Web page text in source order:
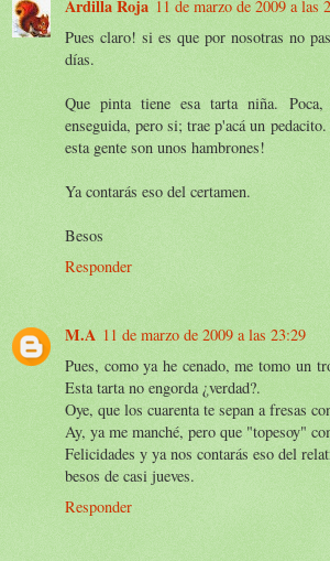
Ardilla Roja 11 de marzo de 2009 a las
Pues claro! si es que por nosotras no
días.
Que pinta tiene esa tarta niña.
enseguida, pero si; trae p'acá un
esta gente son unos hambrones!
Ya contarás eso del certamen.
Besos
Responder
M.A 11 de marzo de 2009 a las 23:29
Pues, como ya he cenado, me tomo un
Esta tarta no engorda ¿verdad?.
Oye, que los cuarenta te sepan a fresas
Ay, ya me manché, pero que "topesoy"
Felicidades y ya nos contarás eso del
besos de casi jueves.
Responder